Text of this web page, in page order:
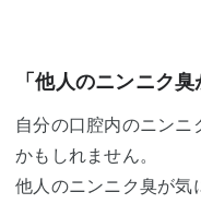
「他人のニンニク
自分の口腔内のニンニ
かもしれません。
他人のニンニク臭が気